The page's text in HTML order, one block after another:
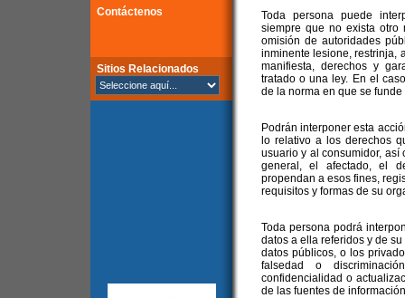
Contáctenos
Sitios Relacionados
Toda persona puede
siempre que no exista otro
omisión de autoridades
inminente lesione, restrinja,
manifiesta, derechos y
tratado o una ley. En el
de la norma en que se
Podrán interponer esta
lo relativo a los derechos
usuario y al consumidor,
general, el afectado, el
propendan a esos fines,
requisitos y formas de su
Toda persona podrá
datos a ella referidos y de
datos públicos, o los
falsedad o
confidencialidad o
de las fuentes de